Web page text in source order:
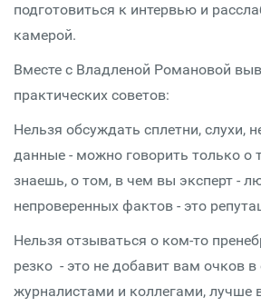
подготовиться к интервью и
камерой.
Вместе с Владленой Романовой
практических советов:
Нельзя обсуждать сплетни, слухи,
данные - можно говорить только о
знаешь, о том, в чем вы эксперт -
непроверенных фактов - это
Нельзя отзываться о ком-то
резко - это не добавит вам очков
журналистами и коллегами, лучше